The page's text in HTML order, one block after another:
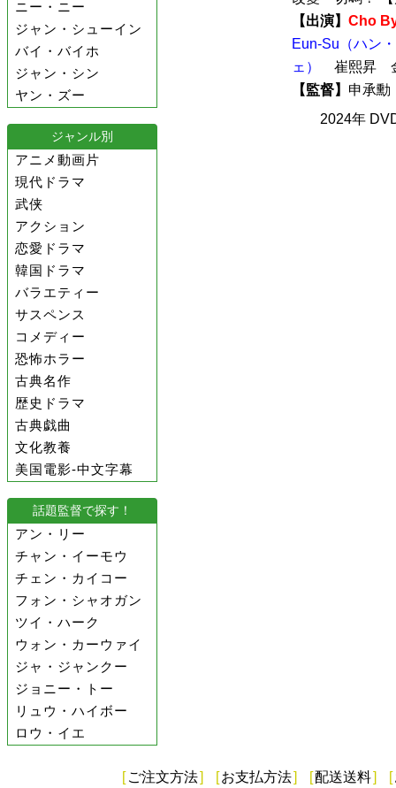
ニー・ニー
ジャン・シューイン
バイ・バイホ
ジャン・シン
ヤン・ズー
ジャンル別
アニメ動画片
現代ドラマ
武侠
アクション
恋愛ドラマ
韓国ドラマ
バラエティー
サスペンス
コメディー
恐怖ホラー
古典名作
歴史ドラマ
古典戯曲
文化教養
美国電影-中文字幕
話題監督で探す！
アン・リー
チャン・イーモウ
チェン・カイコー
フォン・シャオガン
ツイ・ハーク
ウォン・カーウァイ
ジャ・ジャンクー
ジョニー・トー
リュウ・ハイボー
ロウ・イエ
【出演】 Cho
Eun-Su（ハン
ェ）
崔熙昇
【監督】 申承
2024年
[ ご注文方法] [お支払方法] [配送送料] [